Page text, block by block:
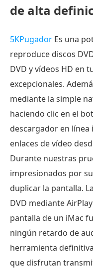
de alta
5KPugador Es una
reproduce discos
DVD y vídeos HD en
excepcionales.
mediante la simple
haciendo clic en el
descargador en
enlaces de vídeo
Durante nuestras
impresionados por
duplicar la pantalla.
DVD mediante
pantalla de un iMac
ningún retardo de
herramienta
que disfrutan